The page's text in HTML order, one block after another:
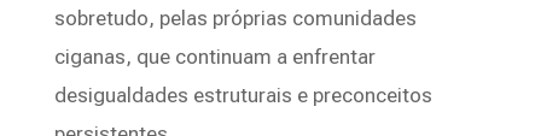
sobretudo, pelas próprias comunidades
ciganas, que continuam a enfrentar
desigualdades estruturais e preconceitos